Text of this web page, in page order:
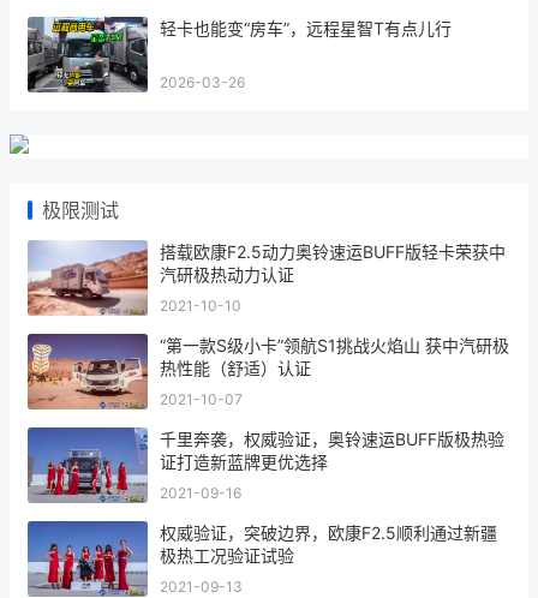
轻卡也能变“房车”，远程星智T有点儿行
2026-03-26
极限测试
搭载欧康F2.5动力奥铃速运BUFF版轻卡荣获中
汽研极热动力认证
2021-10-10
“第一款S级小卡”领航S1挑战火焰山 获中汽研极
热性能（舒适）认证
2021-10-07
千里奔袭，权威验证，奥铃速运BUFF版极热验
证打造新蓝牌更优选择
2021-09-16
权威验证，突破边界，欧康F2.5顺利通过新疆
极热工况验证试验
2021-09-13